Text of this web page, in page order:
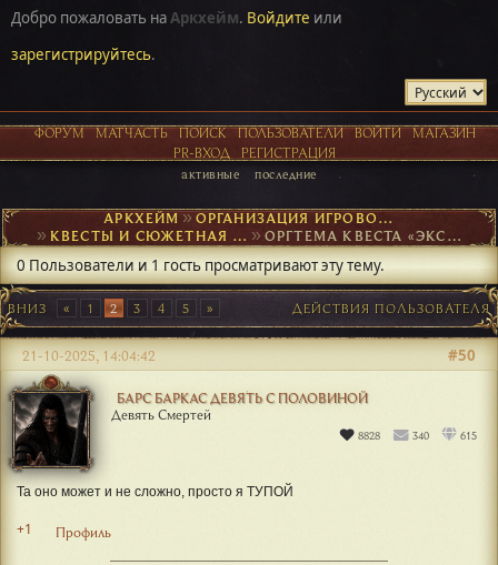
Добро пожаловать наАркхейм. Войдите или
зарегистрируйтесь.
ФОРУМ МАТЧАСТЬ ПОИСК ПОЛЬЗОВАТЕЛИ ВОЙТИ
МАГАЗИН
PR-ВХОД
РЕГИСТРАЦИЯ
активные последние
АРКХЕЙМ► ОРГАНИЗАЦИЯ ИГРОВОГО ПРОЦЕССА
► КВЕСТЫ И СЮЖЕТНАЯ ОСНОВА ► ОРГТЕМА КВЕСТА «ЭКСКУРСИЯ В АРКАНУ»
0 Пользователи и 1 гость просматривают эту тему.
ВНИЗ 1 2 3 4 5 ДЕЙСТВИЯ ПОЛЬЗОВАТЕЛЯ
БАРС БАРКАС ДЕВЯТЬ С ПОЛОВИНОЙ
Девять Смертей
8828 340 615
#50
21-10-2025, 14:04:42
Та оно может и не сложно, просто я ТУПОЙ
+1 Профиль